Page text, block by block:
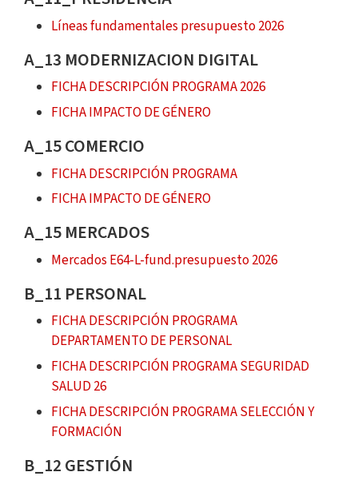
Líneas fundamentales presupuesto 2026
A_13 MODERNIZACION DIGITAL
FICHA DESCRIPCIÓN PROGRAMA 2026
FICHA IMPACTO DE GÉNERO
A_15 COMERCIO
FICHA DESCRIPCIÓN PROGRAMA
FICHA IMPACTO DE GÉNERO
A_15 MERCADOS
Mercados E64-L-fund.presupuesto 2026
B_11 PERSONAL
FICHA DESCRIPCIÓN PROGRAMA
DEPARTAMENTO DE PERSONAL
FICHA DESCRIPCIÓN PROGRAMA SEGURIDAD
SALUD 26
FICHA DESCRIPCIÓN PROGRAMA SELECCIÓN Y
FORMACIÓN
B_12 GESTIÓN